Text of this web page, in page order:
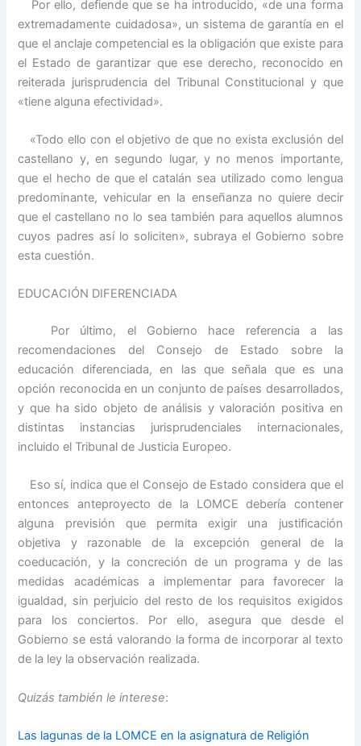
Por ello, defiende que se ha introducido, «de una forma
extremadamente cuidadosa», un sistema de garantía en el
que el anclaje competencial es la obligación que existe para
el Estado de garantizar que ese derecho, reconocido en
reiterada jurisprudencia del Tribunal Constitucional y que
«tiene alguna efectividad».
«Todo ello con el objetivo de que no exista exclusión del
castellano y, en segundo lugar, y no menos importante,
que el hecho de que el catalán sea utilizado como lengua
predominante, vehicular en la enseñanza no quiere decir
que el castellano no lo sea también para aquellos alumnos
cuyos padres así lo soliciten», subraya el Gobierno sobre
esta cuestión.
EDUCACIÓN DIFERENCIADA
Por último, el Gobierno hace referencia a las
recomendaciones del Consejo de Estado sobre la
educación diferenciada, en las que señala que es una
opción reconocida en un conjunto de países desarrollados,
y que ha sido objeto de análisis y valoración positiva en
distintas instancias jurisprudenciales internacionales,
incluido el Tribunal de Justicia Europeo.
Eso sí, indica que el Consejo de Estado considera que el
entonces anteproyecto de la LOMCE debería contener
alguna previsión que permita exigir una justificación
objetiva y razonable de la excepción general de la
coeducación, y la concreción de un programa y de las
medidas académicas a implementar para favorecer la
igualdad, sin perjuicio del resto de los requisitos exigidos
para los conciertos. Por ello, asegura que desde el
Gobierno se está valorando la forma de incorporar al texto
de la ley la observación realizada.
Quizás también le interese:
Las lagunas de la LOMCE en la asignatura de Religión